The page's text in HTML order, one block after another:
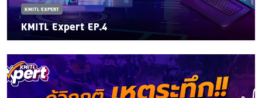
KMITL EXPERT
KMITL Expert EP.4